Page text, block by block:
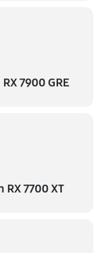
7900 GRE
RX 7700 XT